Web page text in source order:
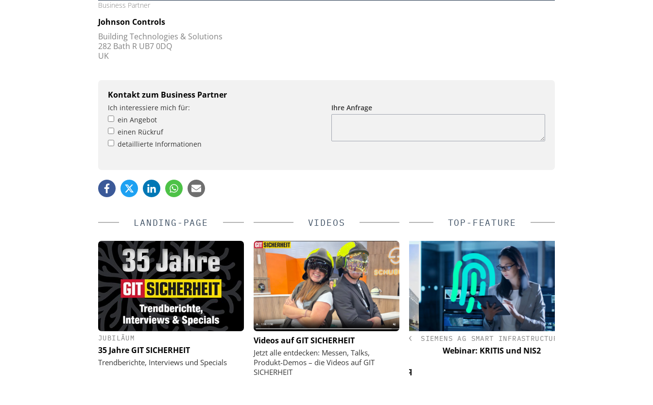
Business Partner
Johnson Controls
Building Technologies & Solutions
282 Bath R UB7 0DQ
UK
Kontakt zum Business Partner
Ich interessiere mich für:
ein Angebot
einen Rückruf
detaillierte Informationen
Ihre Anfrage
LANDING-PAGE
JUBILÄUM
35 Jahre GIT SICHERHEIT
Trendberichte, Interviews und Specials
VIDEOS
Videos auf GIT SICHERHEIT
Jetzt alle entdecken: Messen, Talks,
Produkt-Demos – die Videos auf GIT
SICHERHEIT
TOP-FEATURE
CIBORIUS SECURITY & SERVICE
SOLUTIONS BERLIN GMBH
20 Jahre Ciborius – 10 Jahre
Innovation und Entwicklung ohne
ASSA ABLOY SICHERHEITSTECHNIK
GMBH
Schließtechnik im Wandel: Die
Merkur Spiel-Arena setzt auf eCliq
SIEMENS AG SMART INFRASTRUCTURE
Webinar: KRITIS und NIS2